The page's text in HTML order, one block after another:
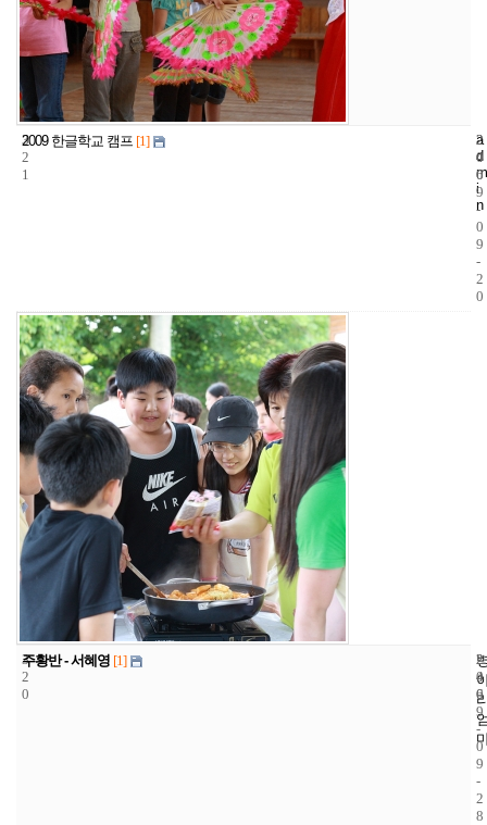
3
2
1
2009 한글학교 캠프 [1]
a
d
m
i
n
2
4
6
2
0
0
9
-
0
9
-
2
0
3
2
0
주황반 - 서혜영 [1]
2
4
6
2
0
0
9
-
0
9
-
2
8